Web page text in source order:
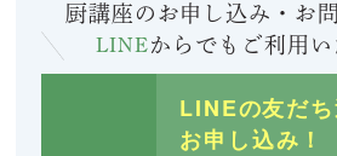
厨講座のお申し込み・お
LINEからでも ご利用
LINEの友だ
お申し込み！